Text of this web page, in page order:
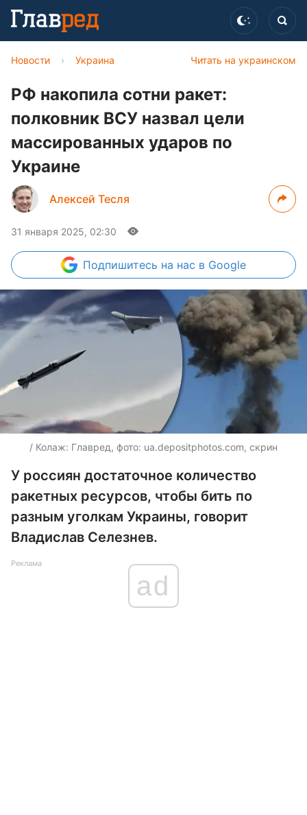
Читать на украинском
Новости › Украина
РФ накопила сотни ракет:
полковник ВСУ назвал цели
массированных ударов по
Украине
Алексей Тесля
31 января 2025, 02:30
Подпишитесь на нас в Google
/ Колаж: Главред, фото: ua.depositphotos.com, скрин
У россиян достаточное количество
ракетных ресурсов, чтобы бить по
разным уголкам Украины, говорит
Владислав Селезнев.
Реклама
ad